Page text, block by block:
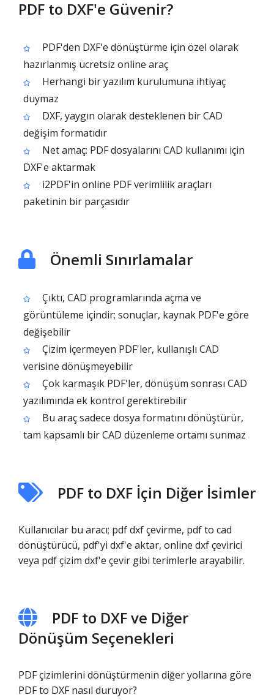
PDF to DXF'e Güvenir?
PDF'den DXF'e dönüştürme için özel olarak
hazırlanmış ücretsiz online araç
Herhangi bir yazılım kurulumuna ihtiyaç
duymaz
DXF, yaygın olarak desteklenen bir CAD
değişim formatıdır
Net amaç: PDF dosyalarını CAD kullanımı için
DXF'e aktarmak
i2PDF'in online PDF verimlilik araçları
paketinin bir parçasıdır
Önemli Sınırlamalar
Çıktı, CAD programlarında açma ve
görüntüleme içindir; sonuçlar, kaynak PDF'e göre
değişebilir
Çizim içermeyen PDF'ler, kullanışlı CAD
verisine dönüşmeyebilir
Çok karmaşık PDF'ler, dönüşüm sonrası CAD
yazılımında ek kontrol gerektirebilir
Bu araç sadece dosya formatını dönüştürür,
tam kapsamlı bir CAD düzenleme ortamı sunmaz
PDF to DXF İçin Diğer İsimler
Kullanıcılar bu aracı; pdf dxf çevirme, pdf to cad
dönüştürücü, pdf'yi dxf'e aktar, online dxf çevirici
veya pdf çizim dxf'e çevir gibi terimlerle arayabilir.
PDF to DXF ve Diğer
Dönüşüm Seçenekleri
PDF çizimlerini dönüştürmenin diğer yollarına göre
PDF to DXF nasıl duruyor?